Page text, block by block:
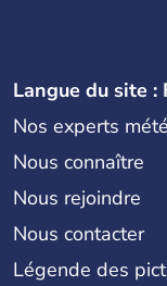
Langue du site :
Nos experts
Nous connaître
Nous rejoindre
Nous contacter
Légende des